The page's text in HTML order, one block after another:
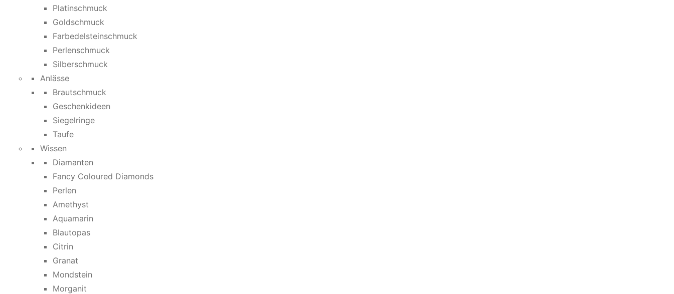
Platinschmuck
Goldschmuck
Farbedelsteinschmuck
Perlenschmuck
Silberschmuck
Anlässe
Brautschmuck
Geschenkideen
Siegelringe
Taufe
Wissen
Diamanten
Fancy Coloured Diamonds
Perlen
Amethyst
Aquamarin
Blautopas
Citrin
Granat
Mondstein
Morganit